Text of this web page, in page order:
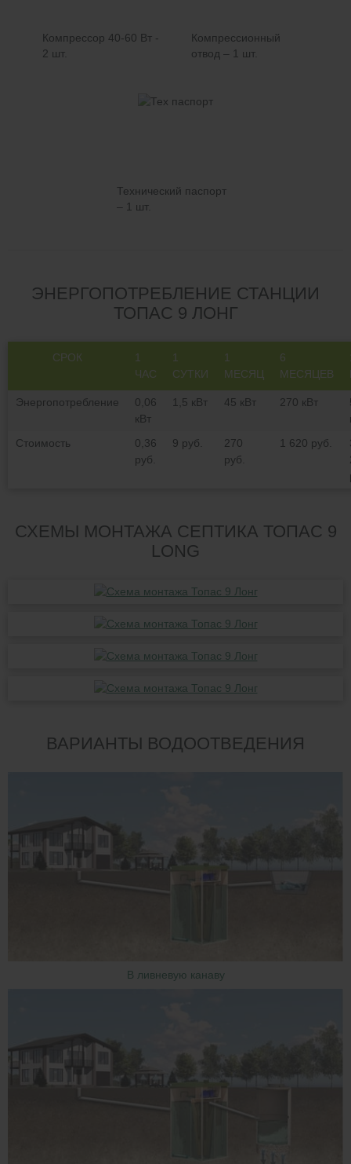
Компрессор 40-60 Вт -
2 шт.
Компрессионный
отвод – 1 шт.
Технический паспорт
– 1 шт.
ЭНЕРГОПОТРЕБЛЕНИЕ СТАНЦИИ
ТОПАС 9 ЛОНГ
СРОК
1
ЧАС
1
СУТКИ
1
МЕСЯЦ
6
МЕСЯЦЕВ
Энергопотребление
0,06
кВт
1,5 кВт 45 кВт 270 кВт
Стоимость
0,36
руб.
9 руб.
270
руб.
1 620 руб.
СХЕМЫ МОНТАЖА СЕПТИКА ТОПАС 9
LONG
ВАРИАНТЫ ВОДООТВЕДЕНИЯ
В ливневую канаву